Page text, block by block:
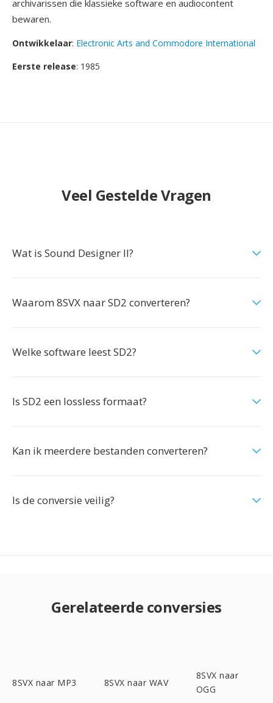
archivarissen die klassieke software en audiocontent
bewaren.
Ontwikkelaar: Electronic Arts and Commodore International
Eerste release: 1985
Veel Gestelde Vragen
Wat is Sound Designer II?
Waarom 8SVX naar SD2 converteren?
Welke software leest SD2?
Is SD2 een lossless formaat?
Kan ik meerdere bestanden converteren?
Is de conversie veilig?
Gerelateerde conversies
8SVX naar MP3 8SVX naar WAV
8SVX naar
OGG